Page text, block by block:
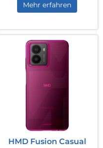
Mehr erfahren
HMD Fusion Casual